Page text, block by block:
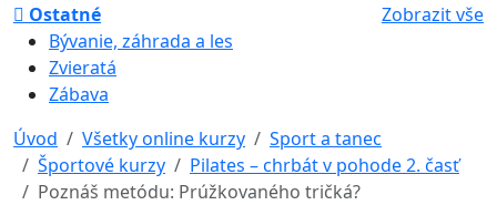
Ostatné
Zobrazit vše
Bývanie, záhrada a les
Zvieratá
Zábava
Úvod
Všetky online kurzy
Sport a tanec
Športové kurzy
Pilates – chrbát v pohode 2. časť
Poznáš metódu: Prúžkovaného tričká?